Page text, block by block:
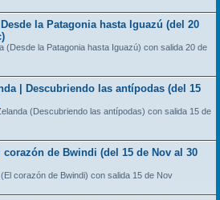
la Patagonia hasta Iguazú (del 20
(Desde la Patagonia hasta Iguazú) con salida 20 de
| Descubriendo las antípodas (del 15
(Descubriendo las antípodas) con salida 15 de
corazón de Bwindi (del 15 de Nov al 30
corazón de Bwindi) con salida 15 de Nov